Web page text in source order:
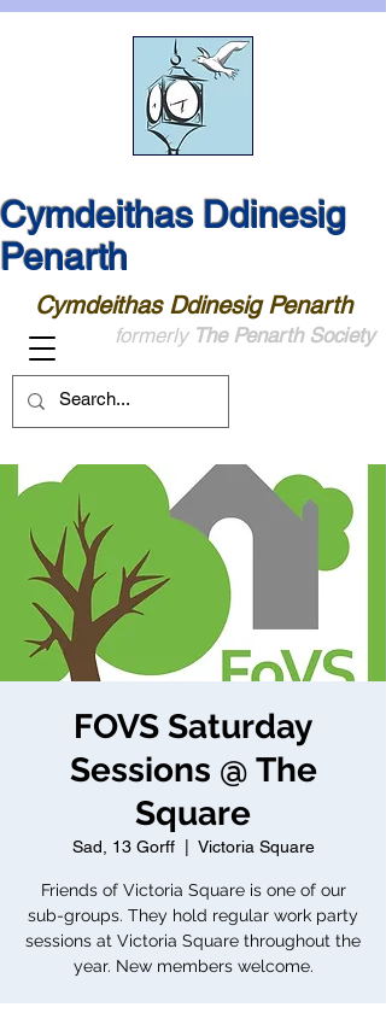
Cymdeithas Ddinesig
Penarth
Cymdeithas Ddinesig Penarth
formerly The Penarth Society
FOVS Saturday
Sessions @ The
Square
Sad, 13 Gorff
  |
Victoria Square
Friends of Victoria Square is one of our
sub-groups. They hold regular work party
sessions at Victoria Square throughout the
year. New members welcome.